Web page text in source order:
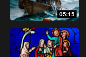
05:15